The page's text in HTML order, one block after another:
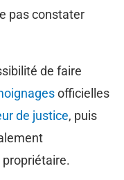
pas constater
de faire
officielles
de justice, puis
propriétaire.